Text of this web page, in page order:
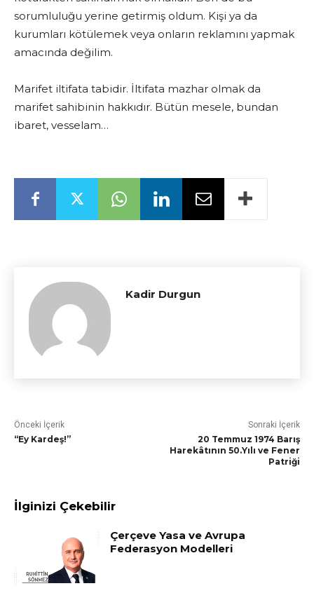
sorumluluğu yerine getirmiş oldum. Kişi ya da
kurumları kötülemek veya onların reklamını yapmak
amacında değilim.
Marifet iltifata tabidir. İltifata mazhar olmak da
marifet sahibinin hakkıdır. Bütün mesele, bundan
ibaret, vesselam…
Kadir Durgun
Önceki İçerik
“Ey Kardeş!”
Sonraki İçerik
20 Temmuz 1974 Barış
Harekâtının 50.Yılı ve Fener
Patriği
İlginizi Çekebilir
Çerçeve Yasa ve Avrupa
Federasyon Modelleri